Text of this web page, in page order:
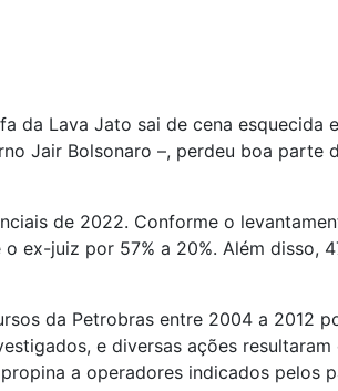
da Lava Jato sai de cena esquecida
Jair Bolsonaro –, perdeu boa parte
de 2022. Conforme o
ex-juiz por 57% a 20%. Além disso,
da Petrobras entre 2004 a 2012
e diversas ações
a operadores indicados pelos